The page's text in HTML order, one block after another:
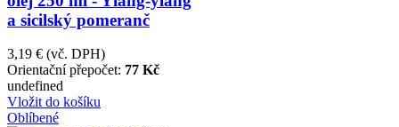
a sicilský pomeranč
3,19 € (vč. DPH)
Orientační přepočet: 77 Kč
undefined
Vložit do košíku
Oblíbené